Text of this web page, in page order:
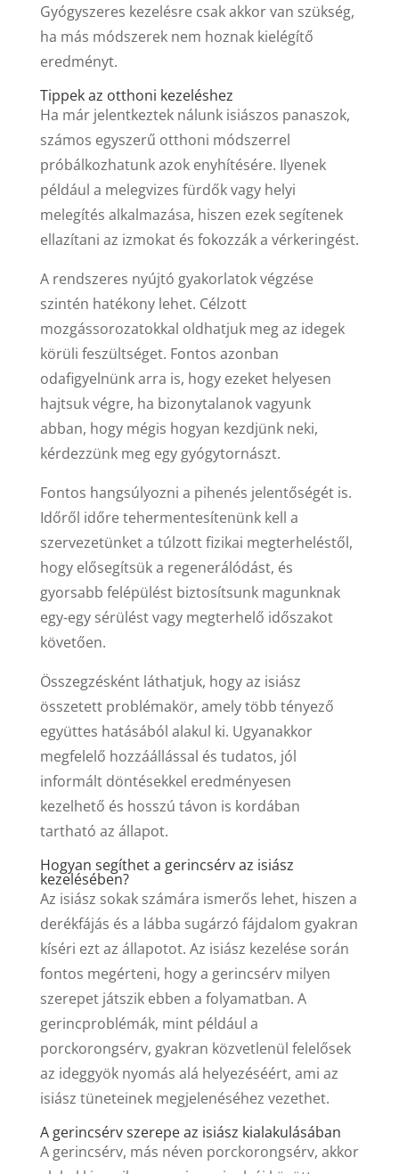
Gyógyszeres kezelésre csak akkor van szükség,
ha más módszerek nem hoznak kielégítő
eredményt.
Tippek az otthoni kezeléshez
Ha már jelentkeztek nálunk isiászos panaszok,
számos egyszerű otthoni módszerrel
próbálkozhatunk azok enyhítésére. Ilyenek
például a melegvizes fürdők vagy helyi
melegítés alkalmazása, hiszen ezek segítenek
ellazítani az izmokat és fokozzák a vérkeringést.
A rendszeres nyújtó gyakorlatok végzése
szintén hatékony lehet. Célzott
mozgássorozatokkal oldhatjuk meg az idegek
körüli feszültséget. Fontos azonban
odafigyelnünk arra is, hogy ezeket helyesen
hajtsuk végre, ha bizonytalanok vagyunk
abban, hogy mégis hogyan kezdjünk neki,
kérdezzünk meg egy gyógytornászt.
Fontos hangsúlyozni a pihenés jelentőségét is.
Időről időre tehermentesítenünk kell a
szervezetünket a túlzott fizikai megterheléstől,
hogy elősegítsük a regenerálódást, és
gyorsabb felépülést biztosítsunk magunknak
egy-egy sérülést vagy megterhelő időszakot
követően.
Összegzésként láthatjuk, hogy az isiász
összetett problémakör, amely több tényező
együttes hatásából alakul ki. Ugyanakkor
megfelelő hozzáállással és tudatos, jól
informált döntésekkel eredményesen
kezelhető és hosszú távon is kordában
tartható az állapot.
Hogyan segíthet a gerincsérv az isiász
kezelésében?
Az isiász sokak számára ismerős lehet, hiszen a
derékfájás és a lábba sugárzó fájdalom gyakran
kíséri ezt az állapotot. Az isiász kezelése során
fontos megérteni, hogy a gerincsérv milyen
szerepet játszik ebben a folyamatban. A
gerincproblémák, mint például a
porckorongsérv, gyakran közvetlenül felelősek
az ideggyök nyomás alá helyezéséért, ami az
isiász tüneteinek megjelenéséhez vezethet.
A gerincsérv szerepe az isiász kialakulásában
A gerincsérv, más néven porckorongsérv, akkor